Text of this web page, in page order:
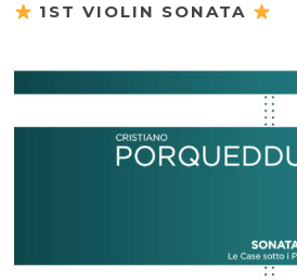
1ST VIOLIN SONATA